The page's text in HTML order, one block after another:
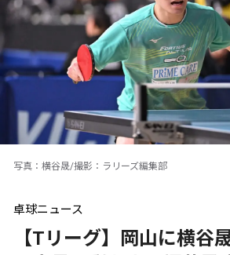
写真：横谷晟/撮影：ラリーズ編集部
卓球ニュース
【Tリーグ】岡山に横谷